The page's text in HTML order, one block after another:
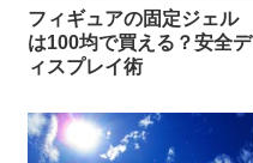
フィギュアの固定ジェル
は100均で買える？安全デ
ィスプレイ術